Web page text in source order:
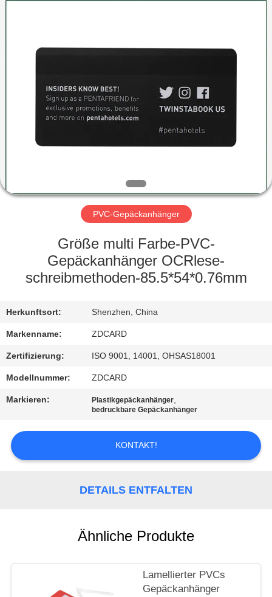
HAUS
PRODUKTE
ÜBER
FABRIK-
AUSFLUG
QUALITÄTSKONTROLLE
SIE
MIT
UNS
IN
VERBINDUNG
NACHRICHTEN
POLICY
PVC-Gepäckanhänger
Größe multi Farbe-PVC-
Gepäckanhänger OCRlese-
schreibmethoden-85.5*54*0.76mm
Herkunftsort: Shenzhen, China
Markenname: ZDCARD
Zertifizierung: ISO 9001, 14001, OHSAS18001
Modellnummer: ZDCARD
Markieren: Plastikgepäckanhänger,
bedruckbare Gepäckanhänger
KONTAKT!
DETAILS ENTFALTEN
Ähnliche Produkte
Lamellierter PVCs
Gepäckanhänger